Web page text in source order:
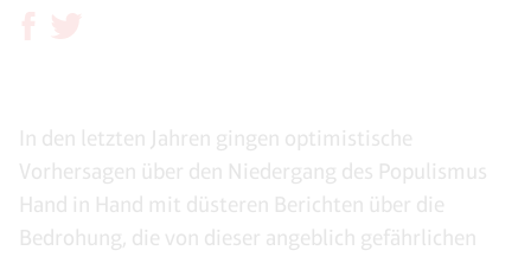
In den letzten Jahren gingen optimistische
Vorhersagen über den Niedergang des Populismus
Hand in Hand mit düsteren Berichten über die
Bedrohung, die von dieser angeblich gefährlichen